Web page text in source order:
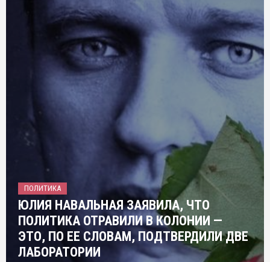
ПОЛИТИКА
ЮЛИЯ НАВАЛЬНАЯ ЗАЯВИЛА, ЧТО
ПОЛИТИКА ОТРАВИЛИ В КОЛОНИИ —
ЭТО, ПО ЕЕ СЛОВАМ, ПОДТВЕРДИЛИ ДВЕ
ЛАБОРАТОРИИ